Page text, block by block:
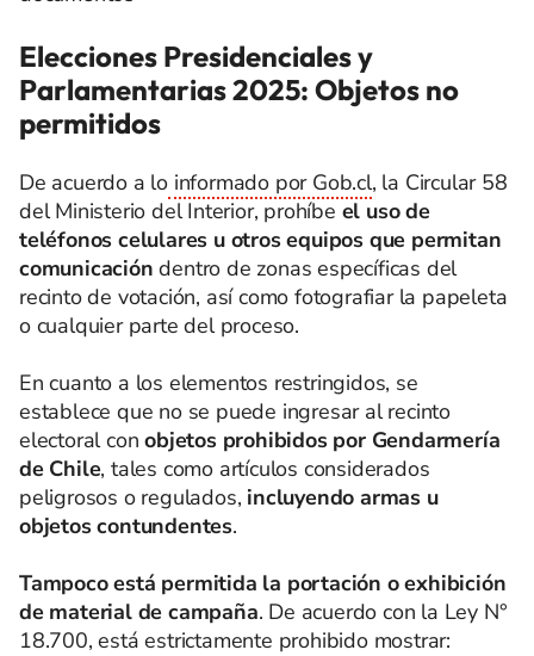
Elecciones Presidenciales y
Parlamentarias 2025: Objetos no
permitidos
De acuerdo a lo informado por Gob.cl, la Circular 58
del Ministerio del Interior, prohíbe el uso de
teléfonos celulares u otros equipos que permitan
comunicacióndentro de zonas específicas del
recinto de votación, así como fotografiar la papeleta
o cualquier parte del proceso.
En cuanto a los elementos restringidos, se
establece que no se puede ingresar al recinto
electoral con objetos prohibidos por Gendarmería
de Chile, tales como artículos considerados
peligrosos o regulados, incluyendo armas u
objetos contundentes.
Tampoco está permitida la portación o exhibición
de material de campaña. De acuerdo con la Ley N°
18.700, está estrictamente prohibido mostrar: